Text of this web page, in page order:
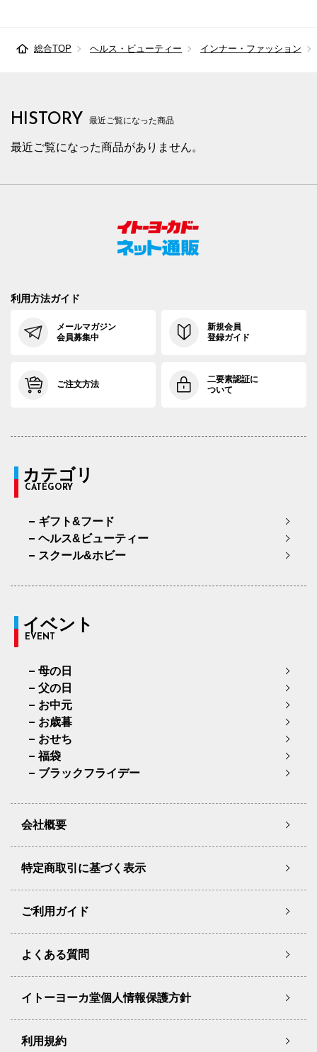
総合TOP ヘルス・ビューティー インナー・ファッション
HISTORY 最近ご覧になった商品
最近ご覧になった商品がありません。
利用方法ガイド
メールマガジン
会員募集中
新規会員
登録ガイド
ご注文方法
二要素認証に
ついて
カテゴリ
CATEGORY
ギフト&フード
ヘルス&ビューティー
スクール&ホビー
イベント
EVENT
母の日
父の日
お中元
お歳暮
おせち
福袋
ブラックフライデー
会社概要
特定商取引に基づく表示
ご利用ガイド
よくある質問
イトーヨーカ堂個人情報保護方針
利用規約